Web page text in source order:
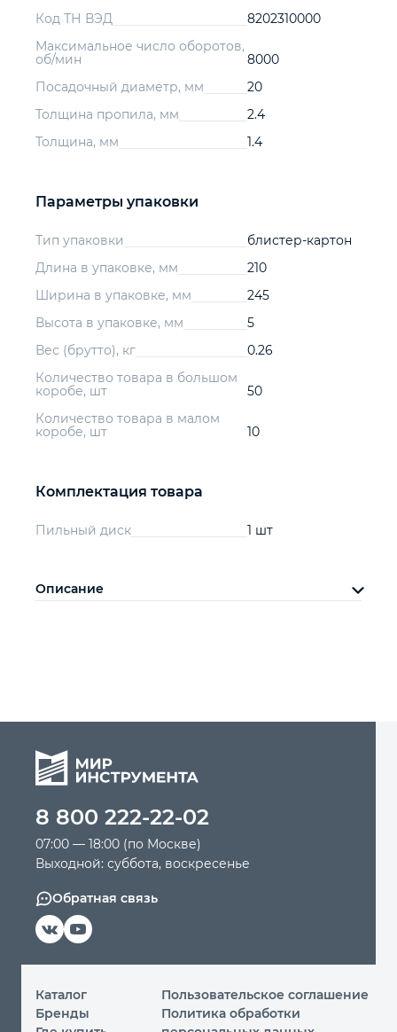
Код ТН ВЭД
8202310000
Максимальное число оборотов,
об/мин
8000
Посадочный диаметр, мм
20
Толщина пропила, мм
2.4
Толщина, мм
1.4
Параметры упаковки
Тип упаковки
блистер-картон
Длина в упаковке, мм
210
Ширина в упаковке, мм
245
Высота в упаковке, мм
5
Вес (брутто), кг
0.26
Количество товара в большом
коробе, шт
50
Количество товара в малом
коробе, шт
10
Комплектация товара
Пильный диск 1 шт
Описание
8 800 222-22-02
07:00 — 18:00 (по Москве)
Выходной: суббота, воскресенье
Обратная связь
Каталог
Бренды
Пользовательское соглашение
Политика обработки